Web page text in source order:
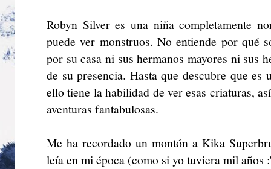
Robyn Silver es una niña completamente
puede ver monstruos. No entiende por qué
por su casa ni sus hermanos mayores ni sus
de su presencia. Hasta que descubre que
ello tiene la habilidad de ver esas criaturas,
aventuras fantabulosas.
Me ha recordado un montón a Kika
leía en mi época (como si yo tuviera mil años